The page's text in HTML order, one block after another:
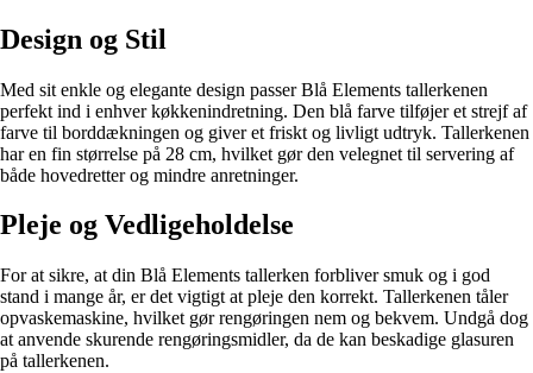
Design og Stil
Med sit enkle og elegante design passer Blå Elements tallerkenen
perfekt ind i enhver køkkenindretning. Den blå farve tilføjer et strejf af
farve til borddækningen og giver et friskt og livligt udtryk. Tallerkenen
har en fin størrelse på 28 cm, hvilket gør den velegnet til servering af
både hovedretter og mindre anretninger.
Pleje og Vedligeholdelse
For at sikre, at din Blå Elements tallerken forbliver smuk og i god
stand i mange år, er det vigtigt at pleje den korrekt. Tallerkenen tåler
opvaskemaskine, hvilket gør rengøringen nem og bekvem. Undgå dog
at anvende skurende rengøringsmidler, da de kan beskadige glasuren
på tallerkenen.